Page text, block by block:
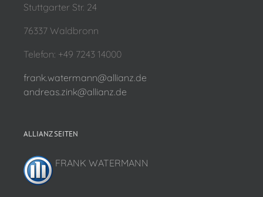
Stuttgarter Str. 24
76337 Waldbronn
Telefon: +49 7243 14000
frank.watermann@allianz.de
andreas.zink@allianz.de
ALLIANZ SEITEN
FRANK WATERMANN